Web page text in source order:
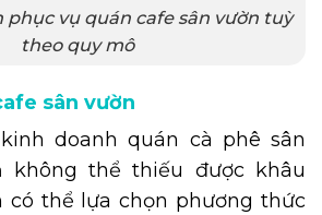
phục vụ quán cafe sân vườn tuỳ
theo quy mô
sân vườn
doanh quán cà phê sân
không thể thiếu được khâu
có thể lựa chọn phương thức